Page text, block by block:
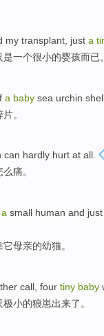
my transplant just a
是一个很小的婴孩而已。
a baby sea urchin
片。
can hardly hurt at all.
痛。
a small human and just
它母亲的幼猫。
call, four tiny baby
极小的狼崽出来了。